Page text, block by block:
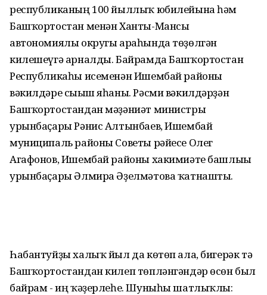
республиканың 100 йыллыҡ юбилейына һәм
Башҡортостан менән Ханты-Мансы
автономиялы округы араһында төҙөлгән
килешеүгә арналды. Байрамда Башҡортостан
Республикаһы исеменән Ишембай районы
вәкилдәре сығыш яһаны. Рәсми вәкилдәрҙән
Башҡортостандан мәҙәниәт министры
урынбаҫары Рәнис Алтынбаев, Ишембай
муниципаль районы Советы рәйесе Олег
Агафонов, Ишембай районы хакимиәте башлығы
урынбаҫары Әлмира Әҙелмәтова ҡатнашты.
Һабантуйҙы халыҡ йыл да көтөп ала, бигерәк тә
Башҡортостандан килеп төпләнгәндәр өсөн был
байрам - иң ҡәҙерлеһе. Шуныһы шатлыҡлы: